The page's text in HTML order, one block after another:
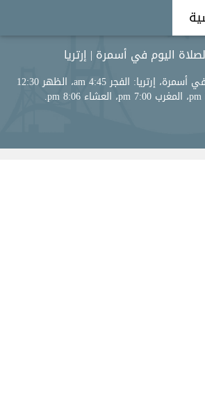
اليوم في أسمرة | إرتريا
مواقيت الصلاة اليوم في أسمرة، إرتريا: الفجر 4:45 am، الظهر 12:30